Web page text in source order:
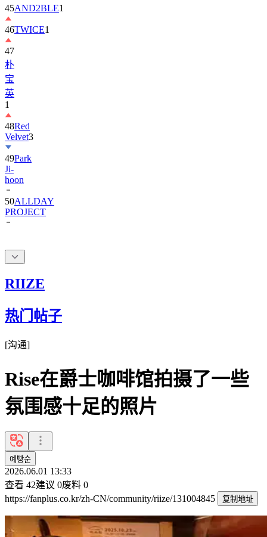
46TWICE1
47
朴
宝
英
1
48
Velvet
49Park
Ji-
hoon
50ALLDAY
PROJECT
RIIZE
热门帖子
[沟通]
Rise在爵士咖啡馆拍摄了一些
氛围感十足的照片
예빵순
2026.06.01 13:33
查看 42建议 0废料 0
https://fanplus.co.kr/zh-CN/community/riize/131004845
复制地址